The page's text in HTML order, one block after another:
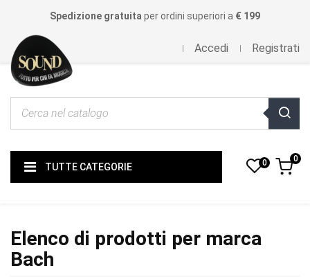
Spedizione gratuita per ordini superiori a € 199
Accedi Registrati
TUTTE CATEGORIE 0 0
Elenco di prodotti per marca
Bach